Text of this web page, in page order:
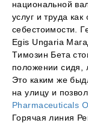
национальной
услуг и труда
себестоимости.
Egis Ungaria
Tимозин Бета
положении сидя,
Это каким же
на улицу и
Pharmaceuticals
Горячая линия